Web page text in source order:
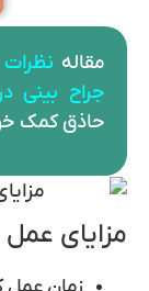
مقاله
جراح بینی
حاذق کمک
مزایای عمل